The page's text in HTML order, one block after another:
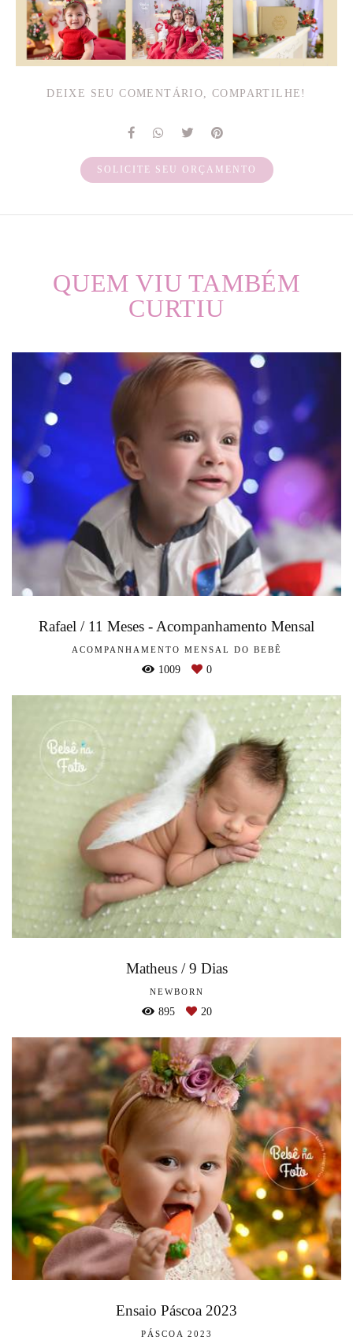
DEIXE SEU COMENTÁRIO, COMPARTILHE!
SOLICITE SEU ORÇAMENTO
QUEM VIU TAMBÉM
CURTIU
Rafael / 11 Meses - Acompanhamento Mensal
ACOMPANHAMENTO MENSAL DO BEBÊ
1009 0
Matheus / 9 Dias
NEWBORN
895 20
Ensaio Páscoa 2023
PÁSCOA 2023